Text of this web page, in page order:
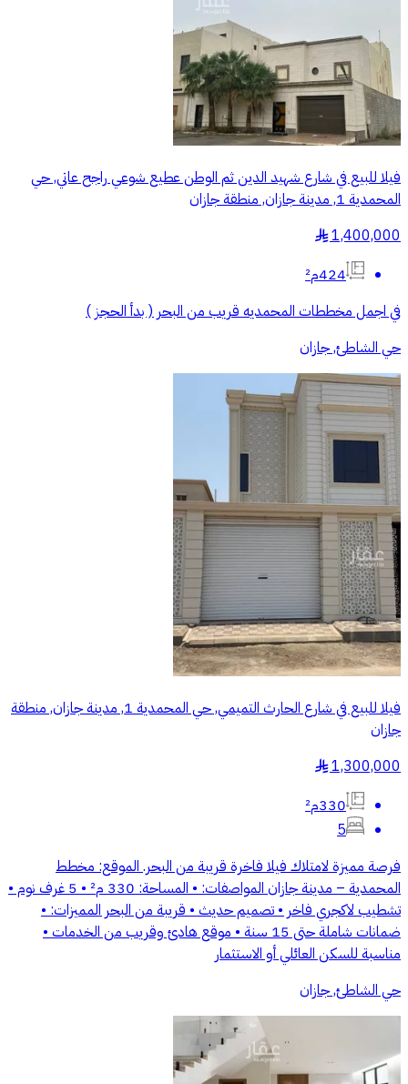
فيلا للبيع في شارع شهيد الدين ثم الوطن عطيع شوعي راجح عاتي, حي
المحمدية 1, مدينة جازان, منطقة جازان
1,400,000
§
424م²
في اجمل مخططات المحمديه قريب من البحر ( بدأ الحجز )
حي الشاطئ, جازان
فيلا للبيع في شارع الحارث التميمي, حي المحمدية 1, مدينة جازان, منطقة
جازان
1,300,000
§
330م²
5
فرصة مميزة لامتلاك فيلا فاخرة قريبة من البحر. الموقع: مخطط
المحمدية – مدينة جازان المواصفات: • المساحة: 330 م² • 5 غرف نوم •
تشطيب لاكجري فاخر • تصميم حديث • قريبة من البحر المميزات: •
ضمانات شاملة حتى 15 سنة • موقع هادئ وقريب من الخدمات •
مناسبة للسكن العائلي أو الاستثمار
حي الشاطئ, جازان